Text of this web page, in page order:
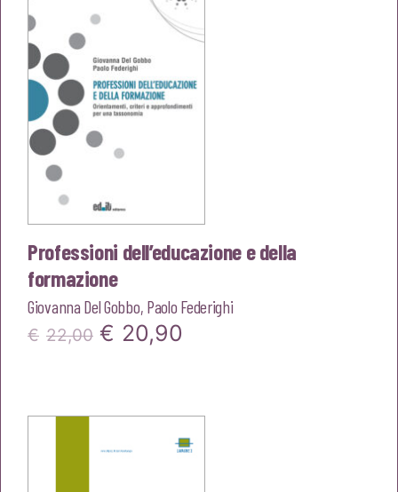
€22,00. €20,90.
Professioni dell’educazione e della
formazione
Giovanna Del Gobbo, Paolo Federighi
€ 22,00 Il
€ 20,90
è: